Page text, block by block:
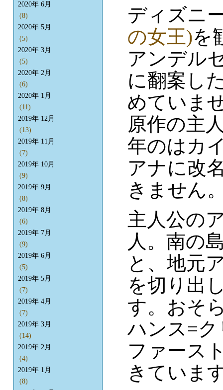
ディズニ
の女王)を
アンデル
に翻案し
めていま
原作の主
年のはカ
アナに改
きません
主人公の
人。南の
と、地元
を切り出
す。おそ
ハンス=
ファース
きていま
2020年 6月
(8)
2020年 5月
(5)
2020年 3月
(5)
2020年 2月
(6)
2020年 1月
(11)
2019年 12月
(13)
2019年 11月
(7)
2019年 10月
(9)
2019年 9月
(8)
2019年 8月
(6)
2019年 7月
(9)
2019年 6月
(5)
2019年 5月
(7)
2019年 4月
(7)
2019年 3月
(14)
2019年 2月
(4)
2019年 1月
(8)